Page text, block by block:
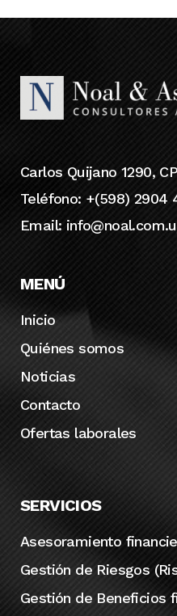
Carlos Quijano 1290,
Teléfono: +(598) 2904
Email:
MENÚ
Inicio
Quiénes somos
Noticias
Contacto
Ofertas laborales
SERVICIOS
Asesoramiento
Gestión de Riesgos
Gestión de Beneficios